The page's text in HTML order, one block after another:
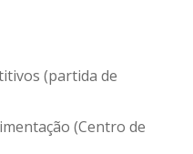
(partida de
(Centro de